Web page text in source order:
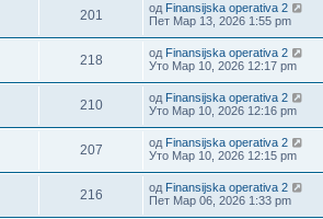
201 од Finansijska operativa 2
Пет Мар 13, 2026 1:55 pm
218 од Finansijska operativa 2
Уто Мар 10, 2026 12:17 pm
210 од Finansijska operativa 2
Уто Мар 10, 2026 12:16 pm
207 од Finansijska operativa 2
Уто Мар 10, 2026 12:15 pm
216 од Finansijska operativa 2
Пет Мар 06, 2026 1:33 pm